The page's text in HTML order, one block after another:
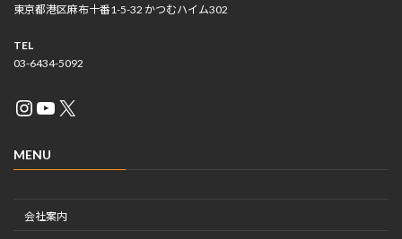
東京都港区麻布十番1-5-32 かつむハイム302
TEL
03-6434-5092
Instagram
YouTube
X
MENU
会社案内